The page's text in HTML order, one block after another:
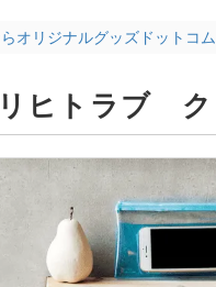
オリジナルグッズドットコム
ヒトラブ ク